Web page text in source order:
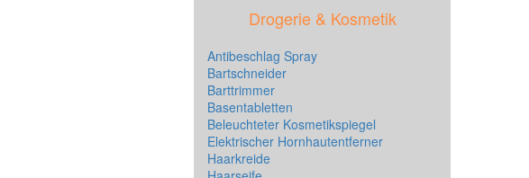
Drogerie & Kosmetik
Antibeschlag Spray
Bartschneider
Barttrimmer
Basentabletten
Beleuchteter Kosmetikspiegel
Elektrischer Hornhautentferner
Haarkreide